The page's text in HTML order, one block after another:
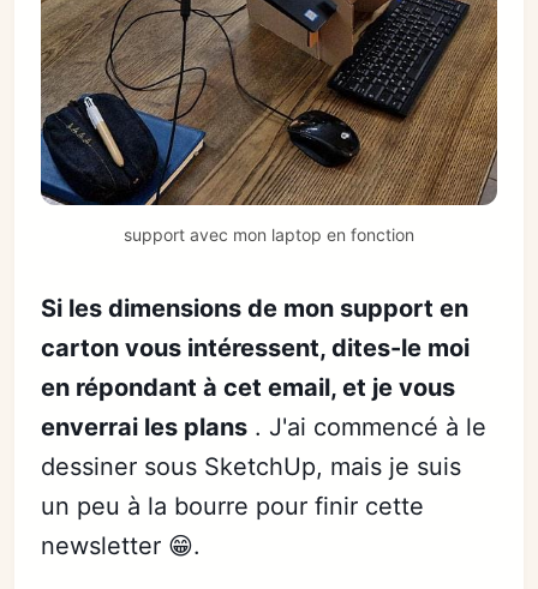
support avec mon laptop en fonction
Si les dimensions de mon support en
carton vous intéressent, dites-le moi
en répondant à cet email, et je vous
enverrai les plans . J'ai commencé à le
dessiner sous SketchUp, mais je suis
un peu à la bourre pour finir cette
newsletter 😁.